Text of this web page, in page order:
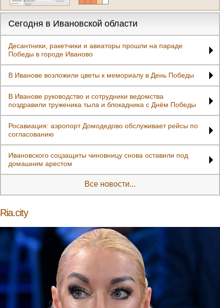
Сегодня в Ивановской области
Десантники, ракетчики и авиаторы прошли на параде
Победы в городе Иваново
В Иванове возложили цветы к мемориалу в День Победы
В Иванове руководство и сотрудники ведомства
поздравили труженика тыла и блокадника с Днём Победы
Росавиация: аэропорт Домодедово обслуживает рейсы по
согласованию
Ивановского соцзащиты чиновницу снова оставили под
домашним арестом
Все новости...
Ria.city